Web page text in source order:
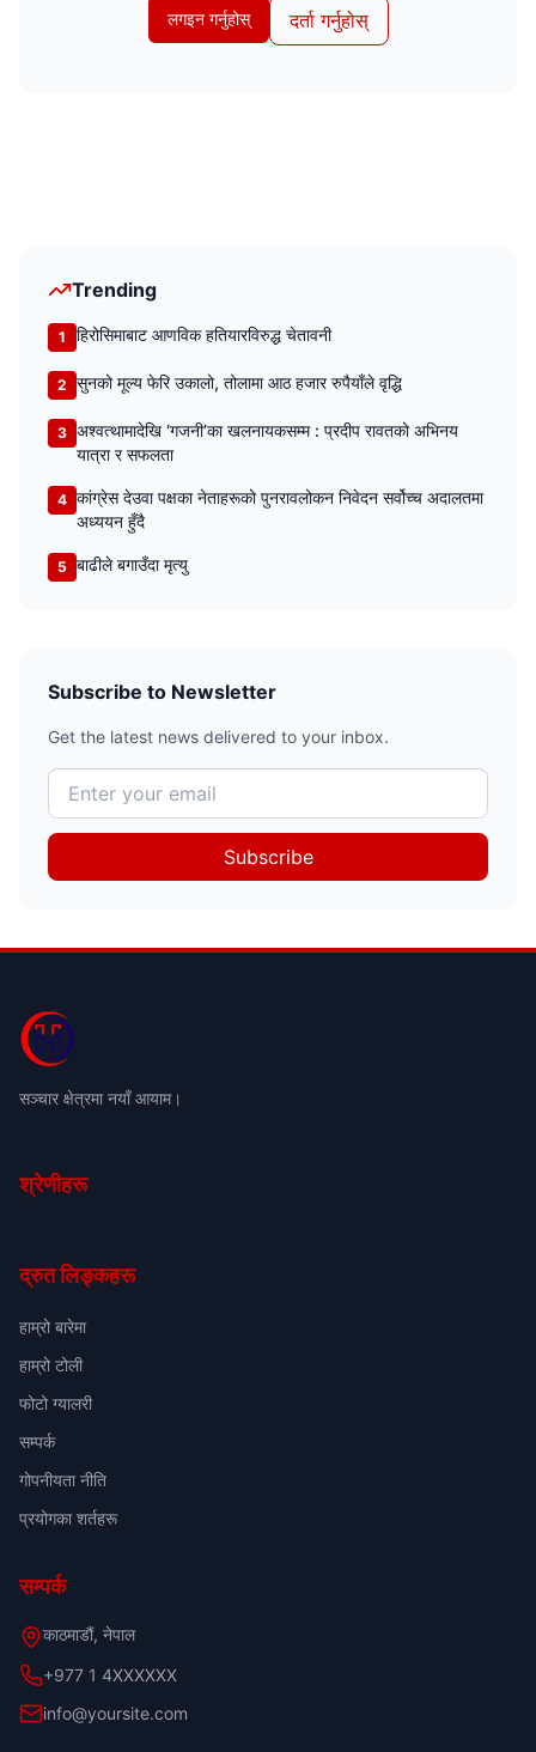
लगइन गर्नुहोस् दर्ता गर्नुहोस्
Trending
1 हिरोसिमाबाट आणविक हतियारविरुद्ध चेतावनी
2 सुनको मूल्य फेरि उकालो, तोलामा आठ हजार रुपैयाँले वृद्धि
3 अश्वत्थामादेखि ‘गजनी’का खलनायकसम्म : प्रदीप रावतको अभिनय
यात्रा र सफलता
4 कांग्रेस देउवा पक्षका नेताहरूको पुनरावलोकन निवेदन सर्वोच्च अदालतमा
अध्ययन हुँदै
5 बाढीले बगाउँदा मृत्यु
Subscribe to Newsletter
Get the latest news delivered to your inbox.
Subscribe
सञ्चार क्षेत्रमा नयाँ आयाम।
श्रेणीहरू
द्रुत लिङ्कहरू
हाम्रो बारेमा
हाम्रो टोली
फोटो ग्यालरी
सम्पर्क
गोपनीयता नीति
प्रयोगका शर्तहरू
सम्पर्क
काठमाडौं, नेपाल
+977 1 4XXXXXX
info@yoursite.com